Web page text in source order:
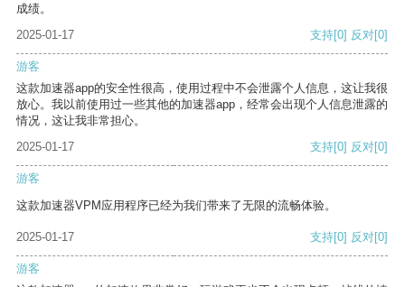
成绩。
2025-01-17
支持[0] 反对[0]
游客
这款加速器app的安全性很高，使用过程中不会泄露个人信息，这让我很
放心。我以前使用过一些其他的加速器app，经常会出现个人信息泄露的
情况，这让我非常担心。
2025-01-17
支持[0] 反对[0]
游客
这款加速器VPM应用程序已经为我们带来了无限的流畅体验。
2025-01-17 支持[0] 反对[0]
游客